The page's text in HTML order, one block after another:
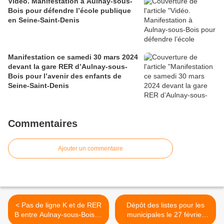
Bois pour défendre l’école publique
en Seine-Saint-Denis
Manifestation ce samedi 30 mars 2024
devant la gare RER d’Aulnay-sous-
Bois pour l’avenir des enfants de
Seine-Saint-Denis
Commentaires
Ajouter un commentaire
< Pas de ligne K et de RER
B entre Aulnay-sous-Bois et
Dépôt des listes pour les
municipales le 27 février